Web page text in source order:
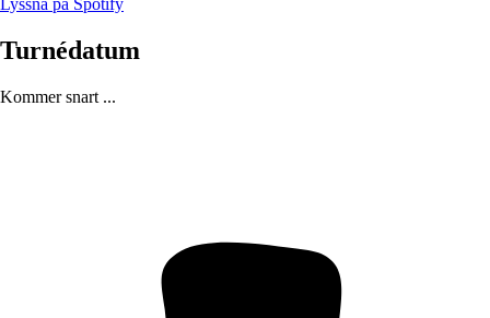
Lyssna på Spotify
Turnédatum
Kommer snart ...